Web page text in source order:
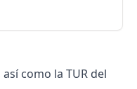
como la TUR del